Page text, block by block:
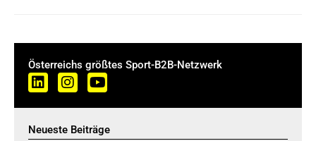
Österreichs größtes Sport-B2B-Netzwerk
Neueste Beiträge